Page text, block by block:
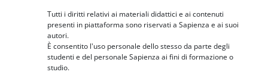
Tutti i diritti relativi ai materiali didattici e ai contenuti
presenti in piattaforma sono riservati a Sapienza e ai suoi
autori.
È consentito l'uso personale dello stesso da parte degli
studenti e del personale Sapienza ai fini di formazione o
studio.